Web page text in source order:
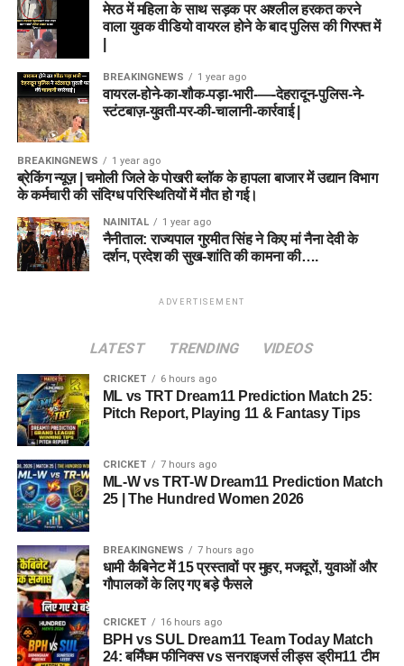
मेरठ में महिला के साथ सड़क पर अश्लील हरकत करने
वाला युवक वीडियो वायरल होने के बाद पुलिस की गिरफ्त में
BREAKINGNEWS 1 year ago
वायरल-होने-का-शौक-पड़ा-भारी-—-देहरादून-पुलिस-ने-
स्टंटबाज़-युवती-पर-की-चालानी-कार्रवाई |
BREAKINGNEWS 1 year ago
ब्रेकिंग न्यूज़ | चमोली जिले के पोखरी ब्लॉक के हापला बाजार में उद्यान विभाग
के कर्मचारी की संदिग्ध परिस्थितियों में मौत हो गई।
NAINITAL 1 year ago
नैनीताल: राज्यपाल गुरमीत सिंह ने किए मां नैना देवी के
दर्शन, प्रदेश की सुख-शांति की कामना की….
ADVERTISEMENT
LATEST TRENDING VIDEOS
CRICKET 6 hours ago
ML vs TRT Dream11 Prediction Match 25:
Pitch Report, Playing 11 & Fantasy Tips
CRICKET 7 hours ago
ML-W vs TRT-W Dream11 Prediction Match
25 | The Hundred Women 2026
BREAKINGNEWS 7 hours ago
धामी कैबिनेट में 15 प्रस्तावों पर मुहर, मजदूरों, युवाओं और
गौपालकों के लिए गए बड़े फैसले
CRICKET 16 hours ago
BPH vs SUL Dream11 Team Today Match
24: बर्मिंघम फीनिक्स vs सनराइजर्स लीड्स ड्रीम11 टीम